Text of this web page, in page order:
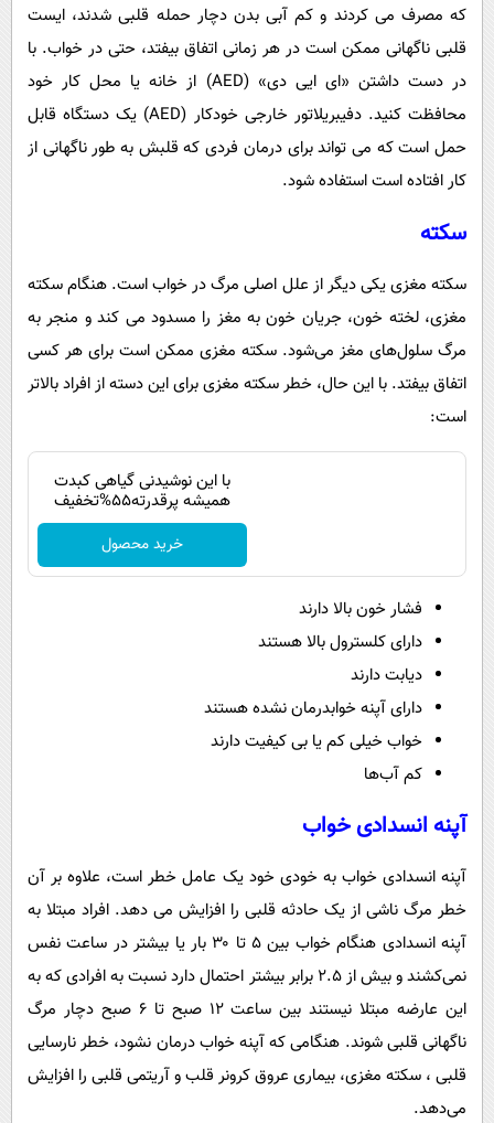
که مصرف می کردند و کم آبی بدن دچار حمله قلبی شدند، ایست
قلبی ناگهانی ممکن است در هر زمانی اتفاق بیفتد، حتی در خواب. با
در دست داشتن «ای ایی دی» (AED) از خانه یا محل کار خود
محافظت کنید. دفیبریلاتور خارجی خودکار (AED) یک دستگاه قابل
حمل است که می تواند برای درمان فردی که قلبش به طور ناگهانی از
کار افتاده است استفاده شود.
سکته
سکته مغزی یکی دیگر از علل اصلی مرگ در خواب است. هنگام سکته
مغزی، لخته خون، جریان خون به مغز را مسدود می کند و منجر به
مرگ سلول‌های مغز می‌شود. سکته مغزی ممکن است برای هر کسی
اتفاق بیفتد. با این حال، خطر سکته مغزی برای این دسته از افراد بالاتر
است:
با این نوشیدنی گیاهی کبدت
همیشه پرقدرته55%تخفیف
خرید محصول
فشار خون بالا دارند
دارای کلسترول بالا هستند
دیابت دارند
دارای آپنه خوابدرمان نشده هستند
خواب خیلی کم یا بی کیفیت دارند
کم آب‌ها
آپنه انسدادی خواب
آپنه انسدادی خواب به خودی خود یک عامل خطر است، علاوه بر آن
خطر مرگ ناشی از یک حادثه قلبی را افزایش می دهد. افراد مبتلا به
آپنه انسدادی هنگام خواب بین ۵ تا ۳۰ بار یا بیشتر در ساعت نفس
نمی‌کشند و بیش از ۲.۵ برابر بیشتر احتمال دارد نسبت به افرادی که به
این عارضه مبتلا نیستند بین ساعت ۱۲ صبح تا ۶ صبح دچار مرگ
ناگهانی قلبی شوند. هنگامی که آپنه خواب درمان نشود، خطر نارسایی
قلبی ، سکته مغزی، بیماری عروق کرونر قلب و آریتمی قلبی را افزایش
می‌دهد.